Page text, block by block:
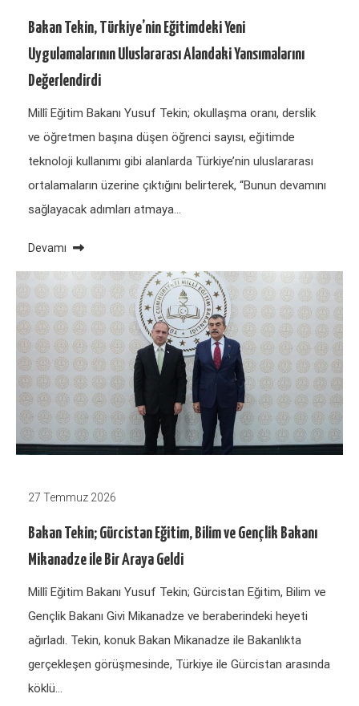
Bakan Tekin, Türkiye’nin Eğitimdeki Yeni
Uygulamalarının Uluslararası Alandaki Yansımalarını
Değerlendirdi
Millî Eğitim Bakanı Yusuf Tekin; okullaşma oranı, derslik
ve öğretmen başına düşen öğrenci sayısı, eğitimde
teknoloji kullanımı gibi alanlarda Türkiye’nin uluslararası
ortalamaların üzerine çıktığını belirterek, “Bunun devamını
sağlayacak adımları atmaya…
Devamı
27 Temmuz 2026
Bakan Tekin; Gürcistan Eğitim, Bilim ve Gençlik Bakanı
Mikanadze ile Bir Araya Geldi
Millî Eğitim Bakanı Yusuf Tekin; Gürcistan Eğitim, Bilim ve
Gençlik Bakanı Givi Mikanadze ve beraberindeki heyeti
ağırladı. Tekin, konuk Bakan Mikanadze ile Bakanlıkta
gerçekleşen görüşmesinde, Türkiye ile Gürcistan arasında
köklü…